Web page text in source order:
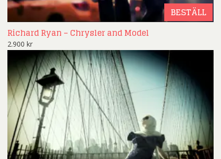
BESTÄLL
Richard Ryan – Chrysler and Model
2.900 kr